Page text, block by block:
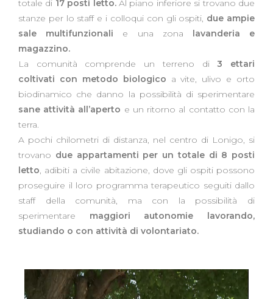
totale di 17 posti letto.Al piano inferiore si trovano due
stanze per lo staff e i colloqui con gli ospiti, due ampie
sale multifunzionali e una zona
lavanderia e
magazzino.
La comunità comprende un terreno di3 ettari
coltivati con metodo biologico a vite, ulivo e orto
biodinamico che danno la possibilità di sperimentare
sane attività all’aperto e un ritorno al contatto con la
terra.
A pochi chilometri di distanza, nel centro di Lonigo, si
trovano due appartamenti per un totale di 8 posti
letto, adibiti a civile abitazione, dove gli ospiti possono
proseguire il loro programma terapeutico seguiti dallo
staff della comunità, ma con la possibilità di
sperimentare maggiori autonomie lavorando,
studiando o con attività di volontariato.